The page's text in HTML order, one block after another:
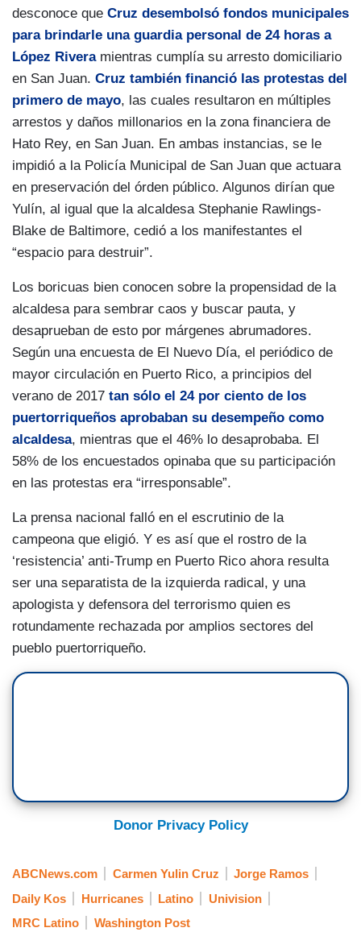
desconoce que Cruz desembolsó fondos municipales
para brindarle una guardia personal de 24 horas a
López Riveramientras cumplía su arresto domiciliario
en San Juan. Cruz también financió las protestas del
primero de mayo, las cuales resultaron en múltiples
arrestos y daños millonarios en la zona financiera de
Hato Rey, en San Juan. En ambas instancias, se le
impidió a la Policía Municipal de San Juan que actuara
en preservación del órden público. Algunos dirían que
Yulín, al igual que la alcaldesa Stephanie Rawlings-
Blake de Baltimore, cedió a los manifestantes el
“espacio para destruir”.
Los boricuas bien conocen sobre la propensidad de la
alcaldesa para sembrar caos y buscar pauta, y
desaprueban de esto por márgenes abrumadores.
Según una encuesta de El Nuevo Día, el periódico de
mayor circulación en Puerto Rico, a principios del
verano de 2017 tan sólo el 24 por ciento de los
puertorriqueños aprobaban su desempeño como
alcaldesa, mientras que el 46% lo desaprobaba. El
58% de los encuestados opinaba que su participación
en las protestas era “irresponsable”.
La prensa nacional falló en el escrutinio de la
campeona que eligió. Y es así que el rostro de la
‘resistencia’ anti-Trump en Puerto Rico ahora resulta
ser una separatista de la izquierda radical, y una
apologista y defensora del terrorismo quien es
rotundamente rechazada por amplios sectores del
pueblo puertorriqueño.
Donor Privacy Policy
ABCNews.com Carmen Yulin Cruz
Jorge Ramos
Daily Kos
Hurricanes Latino
Univision
MRC Latino
Washington Post